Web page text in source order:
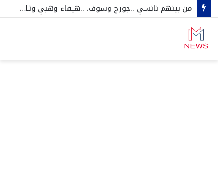
من بينهم نانسي ..جورج وسوف. ..هيفاء وهبي وثامر حين …مفاجآت كبرى على مسرح قرطاج انطلاقا من سبتمبر ….اكبر مشاهير الفن العربي في تونس